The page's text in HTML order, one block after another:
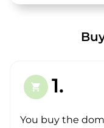
shopping_cart 1.
You buy the